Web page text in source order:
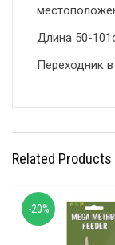
Длина 50-
Переходник
Related Products
-20%